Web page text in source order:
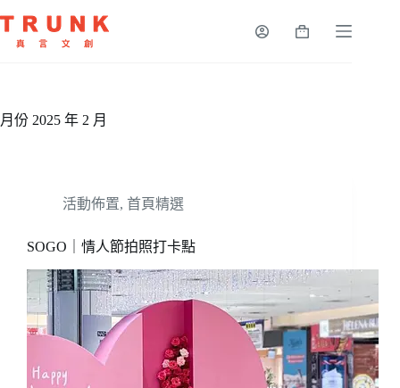
月份 2025 年 2 月
活動佈置, 首頁精選
SOGO｜情人節拍照打卡點